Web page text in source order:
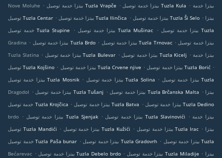
Nove Moluhe . بيتزا خدمة توصيل Tuzla Vrapče . بيتزا خدمة توصيل Tuzla Kula . بيتزا خدمة
توصيل Tuzla Centar . بيتزا خدمة توصيل Tuzla Ilinčica . بيتزا خدمة توصيل Tuzla Ši Selo . بيتزا
خدمة توصيل Tuzla Stupine
. بيتزا خدمة توصيل Tuzla Mušinac . بيتزا خدمة توصيل Tuzla
Gradina . بيتزا خدمة توصيل Tuzla Brdo . بيتزا خدمة توصيل Tuzla Trnovac . بيتزا خدمة توصيل
Tuzla Slatina . بيتزا خدمة توصيل Tuzla Bulevar . بيتزا خدمة توصيل Tuzla Kicelj . بيتزا خدمة
توصيل Tuzla Kojšino . بيتزا خدمة توصيل Tuzla Crvene njive . بيتزا خدمة توصيل Tuzla Borić .
بيتزا خدمة توصيل Tuzla Mosnik . بيتزا خدمة توصيل Tuzla Solina . بيتزا خدمة توصيل Tuzla
Dragodol . بيتزا خدمة توصيل Tuzla Tušanj . بيتزا خدمة توصيل Tuzla Brčanska Malta . بيتزا
خدمة توصيل Tuzla Krojčica . بيتزا خدمة توصيل Tuzla Batva . بيتزا خدمة توصيل Tuzla Dedino
brdo . بيتزا خدمة توصيل Tuzla Sjenjak . بيتزا خدمة توصيل Tuzla Slavinovići . بيتزا خدمة
توصيل Tuzla Mandići . بيتزا خدمة توصيل Tuzla Kužići . بيتزا خدمة توصيل Tuzla Irac . بيتزا
خدمة توصيل Tuzla Paša bunar . بيتزا خدمة توصيل Tuzla Gradovrh . بيتزا خدمة توصيل Tuzla
Bećarevac . بيتزا خدمة توصيل Tuzla Debelo brdo . بيتزا خدمة توصيل Tuzla Miladije . بيتزا